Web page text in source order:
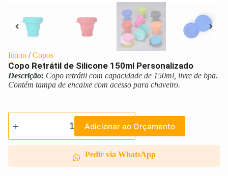
Início /Copos
Copo Retrátil de Silicone 150ml Personalizado
Descrição: Copo retrátil com capacidade de 150ml, livre de bpa.
Contém tampa de encaixe com acesso para chaveiro.
Adicionar ao Orçamento
Pedir via WhatsApp